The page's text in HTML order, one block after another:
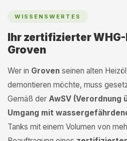
WISSENSWERTES
Ihr zertifizierter
Groven
Wer in Groven seinen alten
demontieren möchte, muss
Gemäß der AwSV (Verordnung
Umgang mit
Tanks mit einem Volumen von